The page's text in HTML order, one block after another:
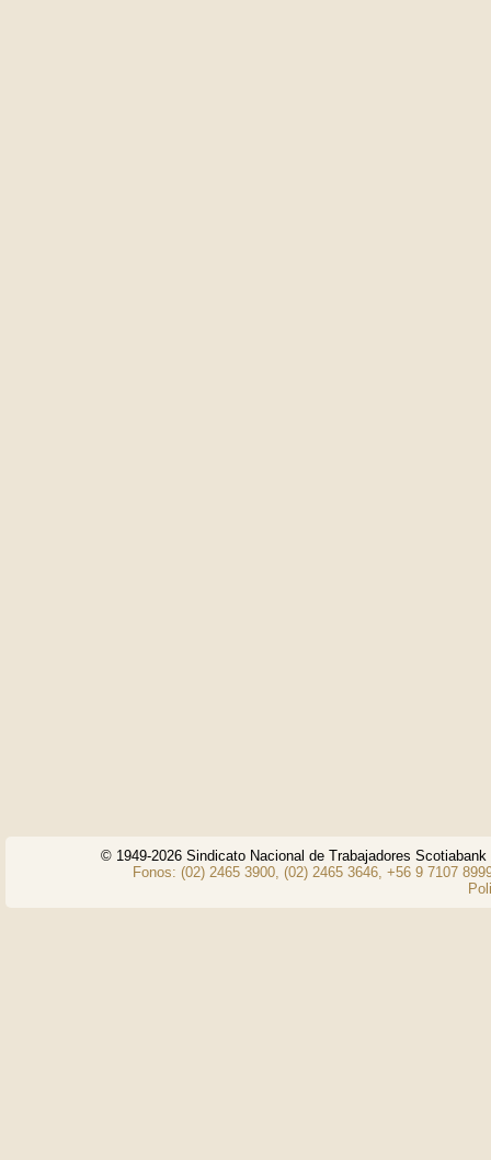
© 1949-2026 Sindicato Nacional de Trabajadores
Fonos: (02) 2465 3900, (02) 2465 3646, +56 9 7107